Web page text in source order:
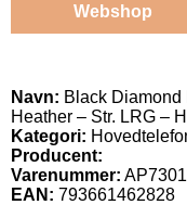
Webshop
Navn: Black
Heather – Str. LRG –
Kategori:
Producent:
Varenummer:
EAN: 793661462828